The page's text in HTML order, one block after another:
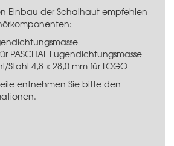
Einbau der Schalhaut empfehlen
PASCHAL Fugendichtungsmasse
Stahl 4,8 x 28,0 mm für LOGO
entnehmen Sie bitte den